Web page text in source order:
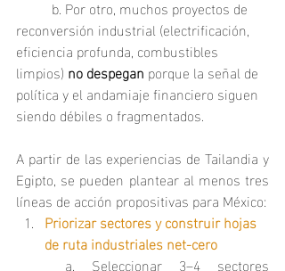
reconversión industrial (electrificación,
eficiencia profunda, combustibles
limpios) no despegan porque la señal de
política y el andamiaje financiero siguen
siendo débiles o fragmentados.
A partir de las experiencias de Tailandia y
Egipto, se pueden plantear al menos tres
líneas de acción propositivas para México:
Priorizar sectores y construir hojas
de ruta industriales net‑cero